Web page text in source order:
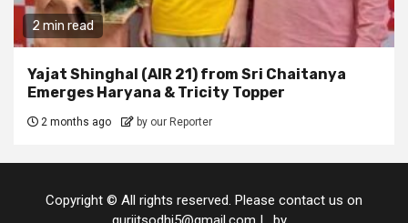
2 min read
Yajat Shinghal (AIR 21) from Sri Chaitanya
Emerges Haryana & Tricity Topper
2 months ago by our Reporter
Copyright © All rights reserved. Please contact us on